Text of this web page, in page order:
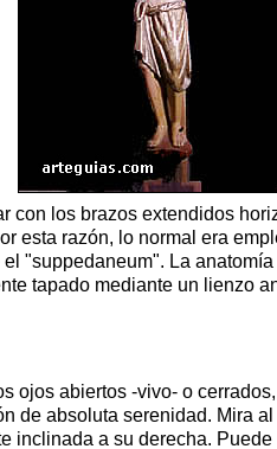
con los brazos extendidos
esta razón, lo normal era
"suppedaneum". La
tapado mediante un lienzo
ojos abiertos -vivo- o cerrados,
de absoluta serenidad. Mira al
inclinada a su derecha. Puede